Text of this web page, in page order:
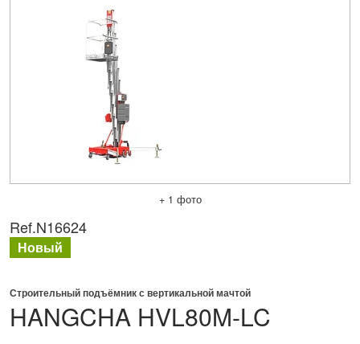
+ 1 фото
HANGCHA HVL80M-LC
Строительный подъёмник с вертикальной мачтой
Ref.N16624
Новый